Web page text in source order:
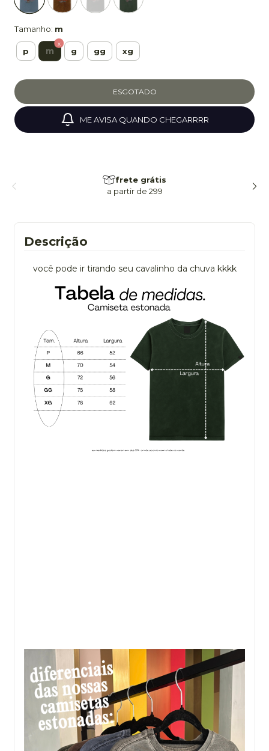
Tamanho: m
p m g gg xg
ME AVISA QUANDO CHEGARRRR
frete grátis
a partir de 299
Descrição
você pode ir tirando seu cavalinho da chuva kkkk